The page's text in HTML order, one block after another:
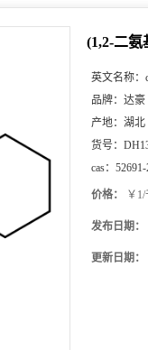
(1,2-二氨
英文名称：
品牌： 达豪
产地： 湖北
货号：
cas：
价格： ￥
发布日期：
更新日期：